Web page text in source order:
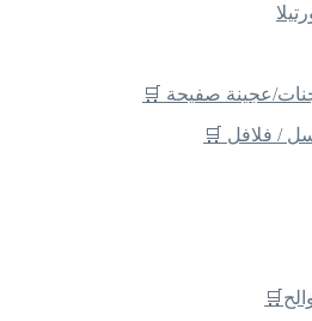
عجينة صفيحة 🛒
/ فلافل 🛒